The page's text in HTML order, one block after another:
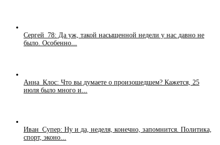
Сергей_78: Да уж, такой насыщенной недели у нас давно не
было. Особенно...
Анна_Клос: Что вы думаете о произошедшем? Кажется, 25
июля было много и...
Иван_Супер: Ну и да, неделя, конечно, запомнится. Политика,
спорт, эконо...